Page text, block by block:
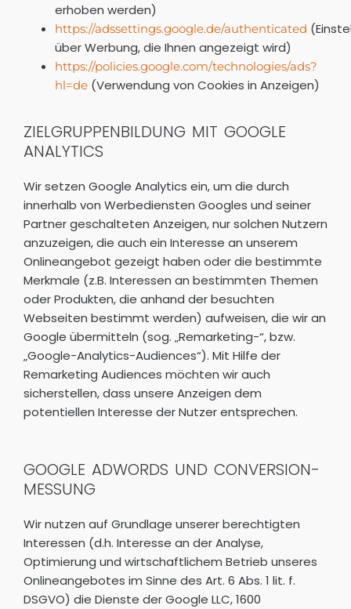
erhoben werden)
https://adssettings.google.de/authenticated
über Werbung, die Ihnen angezeigt wird)
https://policies.google.com/technologies/ads?
hl=de (Verwendung von Cookies in Anzeigen)
ZIELGRUPPENBILDUNG MIT GOOGLE
ANALYTICS
Wir setzen Google Analytics ein, um die durch
innerhalb von Werbediensten Googles und seiner
Partner geschalteten Anzeigen, nur solchen Nutzern
anzuzeigen, die auch ein Interesse an unserem
Onlineangebot gezeigt haben oder die bestimmte
Merkmale (z.B. Interessen an bestimmten Themen
oder Produkten, die anhand der besuchten
Webseiten bestimmt werden) aufweisen, die wir an
Google übermitteln (sog. „Remarketing-“, bzw.
„Google-Analytics-Audiences“). Mit Hilfe der
Remarketing Audiences möchten wir auch
sicherstellen, dass unsere Anzeigen dem
potentiellen Interesse der Nutzer entsprechen.
GOOGLE ADWORDS UND CONVERSION-
MESSUNG
Wir nutzen auf Grundlage unserer berechtigten
Interessen (d.h. Interesse an der Analyse,
Optimierung und wirtschaftlichem Betrieb unseres
Onlineangebotes im Sinne des Art. 6 Abs. 1 lit. f.
DSGVO) die Dienste der Google LLC, 1600